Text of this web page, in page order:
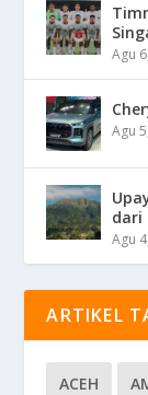
Agu
Agu
dari
Agu
ARTIKEL
ACEH